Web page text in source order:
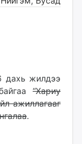
дахь жилдээ
“Хариу
ажиллагааг
.